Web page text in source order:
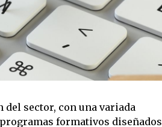
del sector, con una variada
formativos diseñados